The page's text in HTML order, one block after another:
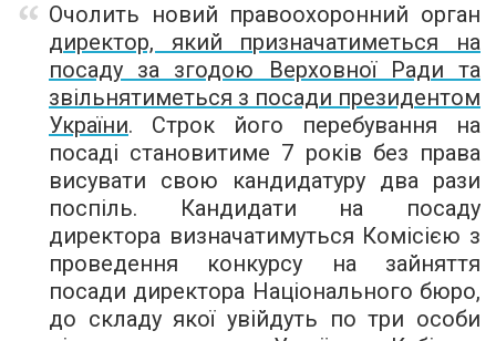
Очолить новий правоохоронний орган
директор, який призначатиметься на
посаду за згодою Верховної Ради та
звільнятиметься з посади президентом
України. Строк його перебування на
посаді становитиме 7 років без права
висувати свою кандидатуру два рази
поспіль. Кандидати на посаду
директора визначатимуться Комісією з
проведення конкурсу на зайняття
посади директора Національного бюро,
до складу якої увійдуть по три особи